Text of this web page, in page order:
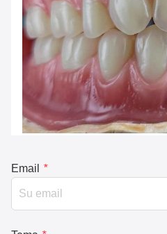
Email *